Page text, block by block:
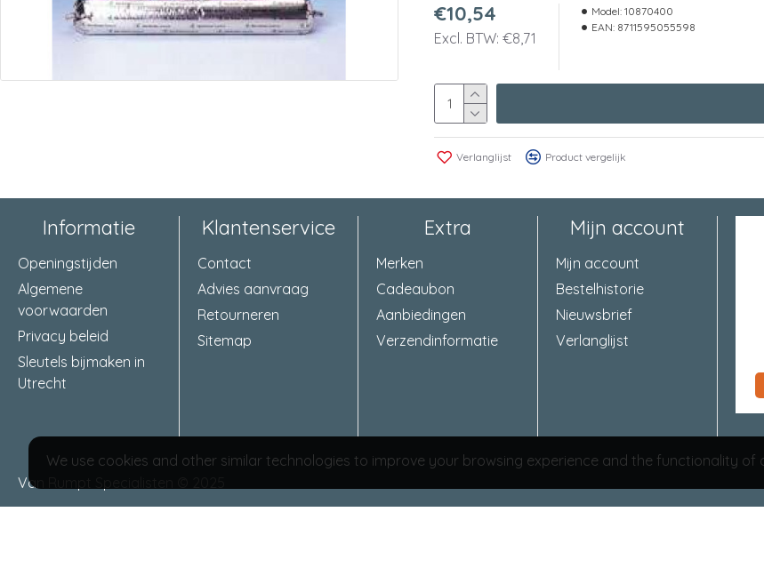
Kleur
290 Milliliter
€10,54
Excl. BTW: €8,71
Model: 10870400
EAN: 8711595055598
Verlanglijst Product vergelijk
Informatie
Openingstijden
Algemene
voorwaarden
Privacy beleid
Sleutels bijmaken in
Utrecht
Klantenservice
Contact
Advies aanvraag
Retourneren
Sitemap
Extra
Merken
Cadeaubon
Aanbiedingen
Verzendinformatie
Mijn account
Mijn account
Bestelhistorie
Nieuwsbrief
Verlanglijst
Van Rumpt Specialisten © 2025
We use cookies and other similar technologies to improve your browsing experience and the functionality of